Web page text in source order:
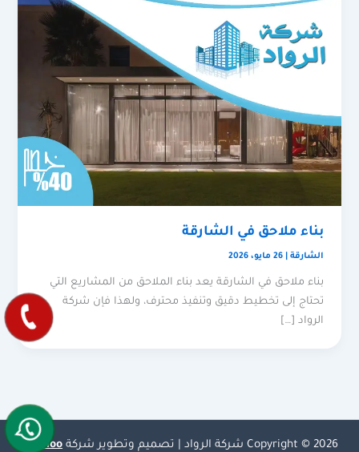
بناء ملاحق في الشارقة
الشارقة |26 مايو، 2026
بناء ملاحق في الشارقة يعد بناء الملاحق من المشاريع التي
تحتاج إلى تخطيط دقيق وتنفيذ محترف، ولهذا فإن شركة
الرواد […]
Copyright © 2026 شركة الرواد | تصميم وتطوير شركة Olymoo